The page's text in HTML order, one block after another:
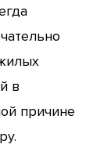
в
причине